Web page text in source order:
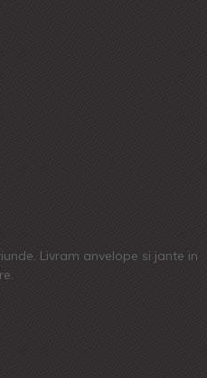
Livram anvelope si jante in